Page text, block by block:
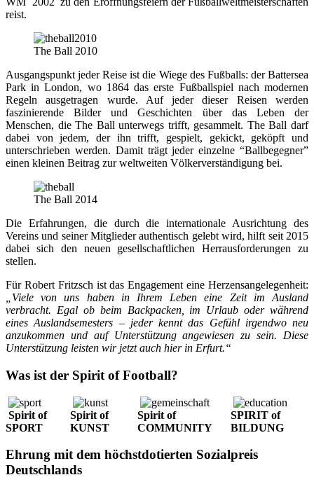
reist.
The Ball 2010
Ausgangspunkt jeder Reise ist die Wiege des Fußballs: der Battersea
Park in London, wo 1864 das erste Fußballspiel nach modernen
Regeln ausgetragen wurde. Auf jeder dieser Reisen werden
faszinierende Bilder und Geschichten über das Leben der
Menschen, die The Ball unterwegs trifft, gesammelt. The Ball darf
dabei von jedem, der ihn trifft, gespielt, gekickt, geköpft und
unterschrieben werden. Damit trägt jeder einzelne “Ballbegegner”
einen kleinen Beitrag zur weltweiten Völkerverständigung bei.
The Ball 2014
Die Erfahrungen, die durch die internationale Ausrichtung des
Vereins und seiner Mitglieder authentisch gelebt wird, hilft seit 2015
dabei sich den neuen gesellschaftlichen Herrausforderungen zu
stellen.
Für Robert Fritzsch ist das Engagement eine Herzensangelegenheit:
„Viele von uns haben in Ihrem Leben eine Zeit im Ausland
verbracht. Egal ob beim Backpacken, im Urlaub oder während
eines Auslandsemesters – jeder kennt das Gefühl irgendwo neu
anzukommen und auf Unterstützung angewiesen zu sein. Diese
Unterstützung leisten wir jetzt auch hier in Erfurt.“
Was ist der Spirit of Football?
Spirit of
SPORT
Spirit of
KUNST
Spirit of
COMMUNITY
SPIRIT of
BILDUNG
Ehrung mit dem höchstdotierten Sozialpreis
Deutschlands